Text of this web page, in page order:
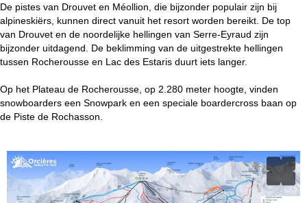
De pistes van Drouvet en Méollion, die bijzonder populair zijn bij
alpineskiërs, kunnen direct vanuit het resort worden bereikt. De top
van Drouvet en de noordelijke hellingen van Serre-Eyraud zijn
bijzonder uitdagend. De beklimming van de uitgestrekte hellingen
tussen Rocherousse en Lac des Estaris duurt iets langer.
Op het Plateau de Rocherousse, op 2.280 meter hoogte, vinden
snowboarders een Snowpark en een speciale boardercross baan op
de Piste de Rochasson.